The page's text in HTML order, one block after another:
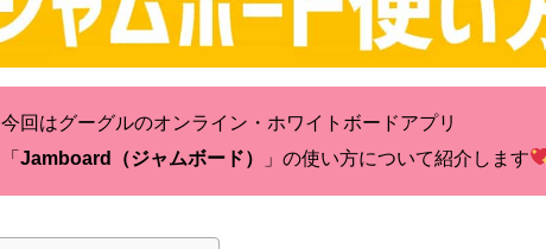
今回はグーグルのオンライン・ホワイトボードアプリ
「Jamboard（ジャムボード） 」の使い方について紹介します